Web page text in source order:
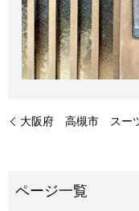
大阪府 高槻市 スー